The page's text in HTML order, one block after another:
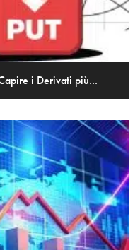
i Derivati più...